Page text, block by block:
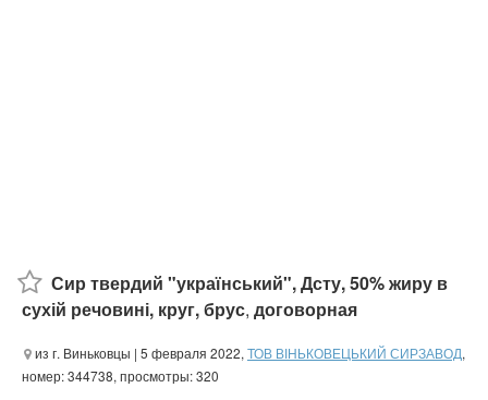
Сир твердий "український", Дсту, 50% жиру в
сухій речовині, круг, брус, договорная
из г. Виньковцы | 5 февраля 2022, ТОВ ВІНЬКОВЕЦЬКИЙ СИРЗАВОД,
номер: 344738, просмотры: 320